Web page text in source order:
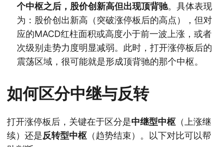
个中枢之后，股价创新高但出现顶背驰。具体表现
为：股价创出新高（突破涨停板后的高点），但对
应的MACD红柱面积或高度小于前一波上涨，或者
次级别走势力度明显减弱。此时，打开涨停板后的
震荡区域，很可能就是形成顶背驰的那个中枢。
如何区分中继与反转
打开涨停板后，关键在于区分是中继型中枢 （上涨继
续）还是反转型中枢 （趋势结束）。以下对比可以帮